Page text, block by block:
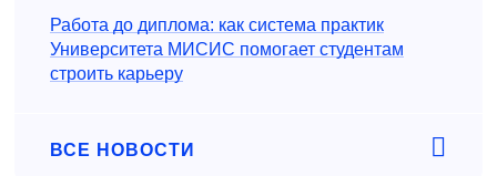
Работа до диплома: как система практик
Университета МИСИС помогает студентам
строить карьеру
ВСЕ НОВОСТИ